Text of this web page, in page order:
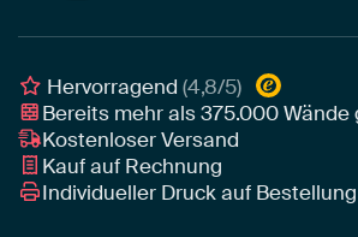
Art Heroes App
Hervorragend(4,8/5)
Bereits mehr als375.000Wände
Kostenloser Versand
Kauf auf Rechnung
Individueller Druck auf Bestellung